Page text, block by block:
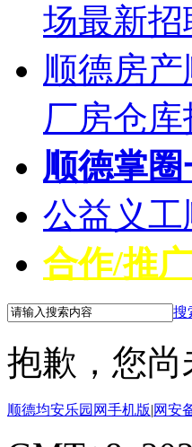
场最新
顺德房产
厂房仓
顺德掌圈
公益义工
合作/推广
搜
抱歉，您
顺德均安乐园网手机版|网安